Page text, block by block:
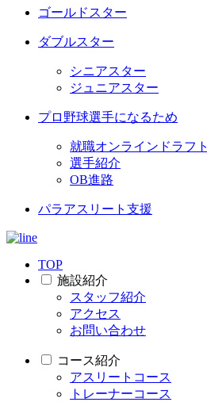
ゴールドスター
ダブルスター
シニアスター
ジュニアスター
プロ野球選手になるため
就職オンラインドラフト
選手紹介
OB進路
パラアスリート支援
TOP
施設紹介
スタッフ紹介
アクセス
お問い合わせ
コース紹介
アスリートコース
トレーナーコース